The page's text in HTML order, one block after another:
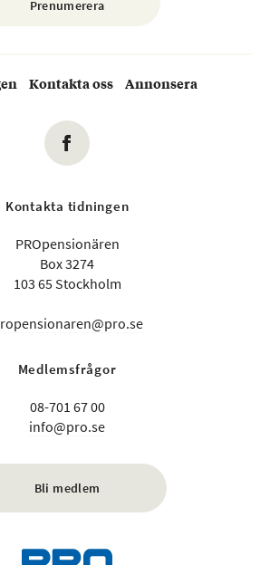
Kontakta oss Annonsera
Kontakta tidningen
PROpensionären
Box 3274
103 65 Stockholm
Medlemsfrågor
08-701 67 00
info@pro.se
Bli medlem